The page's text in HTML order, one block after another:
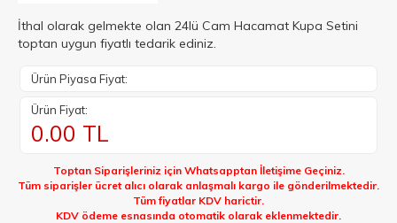
İthal olarak gelmekte olan 24lü Cam Hacamat Kupa Setini
toptan uygun fiyatlı tedarik ediniz.
Ürün Piyasa Fiyat:
Ürün Fiyat:
0.00 TL
Toptan Siparişleriniz için Whatsapptan İletişime Geçiniz.
Tüm siparişler ücret alıcı olarak anlaşmalı kargo ile gönderilmektedir.
Tüm fiyatlar KDV harictir.
KDV ödeme esnasında otomatik olarak eklenmektedir.